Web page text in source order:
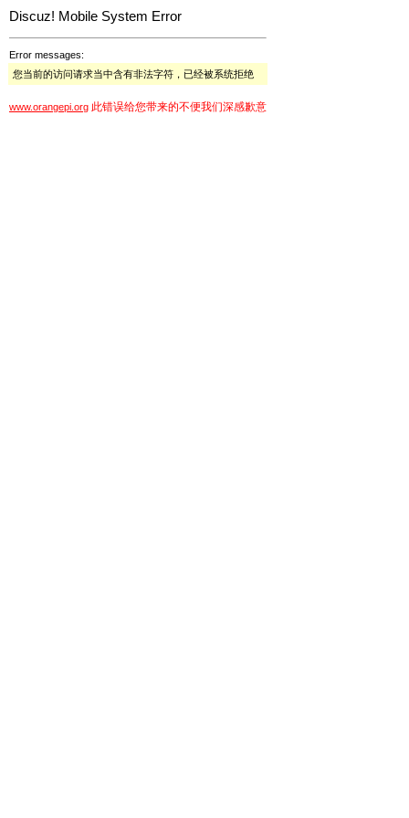
Discuz! Mobile System Error
Error messages:
您当前的访问请求当中含有非法字符，已经被系统拒绝
www.orangepi.org 此错误给您带来的不便我们深感歉意